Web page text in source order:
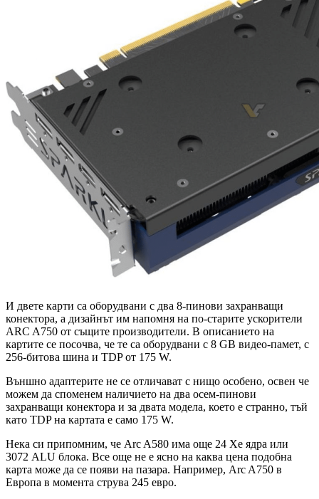
И двете карти са оборудвани с два 8-пинови захранващи
конектора, а дизайнът им напомня на по-старите ускорители
ARC A750 от същите производители. В описанието на
картите се посочва, че те са оборудвани с 8 GB видео-памет, с
256-битова шина и TDP от 175 W.
Външно адаптерите не се отличават с нищо особено, освен че
можем да споменем наличието на два осем-пинови
захранващи конектора и за двата модела, което е странно, тъй
като TDP на картата е само 175 W.
Нека си припомним, че Arc A580 има още 24 Xe ядра или
3072 ALU блока. Все още не е ясно на каква цена подобна
карта може да се появи на пазара. Например, Arc A750 в
Европа в момента струва 245 евро.